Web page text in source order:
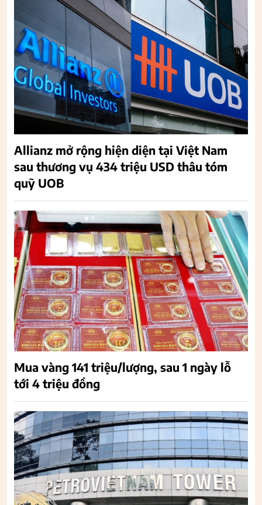
Allianz mở rộng hiện diện tại Việt Nam
sau thương vụ 434 triệu USD thâu tóm
quỹ UOB
Mua vàng 141 triệu/lượng, sau 1 ngày lỗ
tới 4 triệu đồng